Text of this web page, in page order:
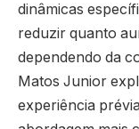
dinâmicas
reduzir quanto
dependendo da
Matos Junior
experiência